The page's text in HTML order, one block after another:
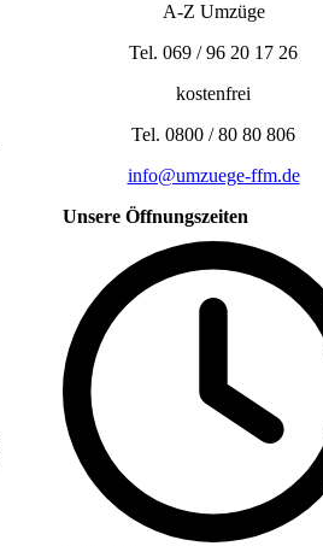
A-Z Umzüge
Tel. 069 / 96 20 17 26
kostenfrei
Tel. 0800 / 80 80 806
info@umzuege-ffm.de
Unsere Öffnungszeiten